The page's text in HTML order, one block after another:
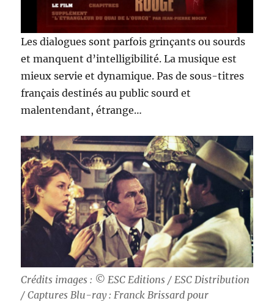
Les dialogues sont parfois grinçants ou sourds
et manquent d’intelligibilité. La musique est
mieux servie et dynamique. Pas de sous-titres
français destinés au public sourd et
malentendant, étrange…
Crédits images : © ESC Editions / ESC Distribution
/ Captures Blu-ray : Franck Brissard pour